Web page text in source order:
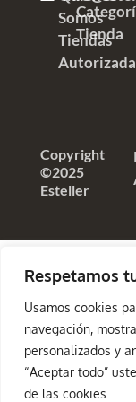
Respetamos
Usamos cookies
navegación,
personalizados y
“Aceptar todo”
de las cookies.
Somos
Tiendas
Tienda
Copyright
©2025
Esteller